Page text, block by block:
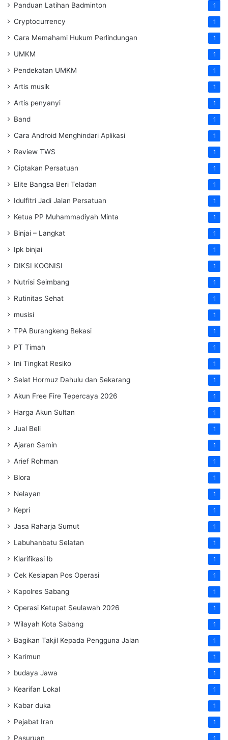
Panduan Latihan Badminton 1
Cryptocurrency 1
Cara Memahami Hukum Perlindungan 1
UMKM 1
Pendekatan UMKM 1
Artis musik 1
Artis penyanyi 1
Band 1
Cara Android Menghindari Aplikasi 1
Review TWS 1
Ciptakan Persatuan 1
Elite Bangsa Beri Teladan 1
Idulfitri Jadi Jalan Persatuan 1
Ketua PP Muhammadiyah Minta 1
Binjai – Langkat 1
Ipk binjai 1
DIKSI KOGNISI 1
Nutrisi Seimbang 1
Rutinitas Sehat 1
musisi 1
TPA Burangkeng Bekasi 1
PT Timah 1
Ini Tingkat Resiko 1
Selat Hormuz Dahulu dan Sekarang 1
Akun Free Fire Tepercaya 2026 1
Harga Akun Sultan 1
Jual Beli 1
Ajaran Samin 1
Arief Rohman 1
Blora 1
Nelayan 1
Kepri 1
Jasa Raharja Sumut 1
Labuhanbatu Selatan 1
Klarifikasi lb 1
Cek Kesiapan Pos Operasi 1
Kapolres Sabang 1
Operasi Ketupat Seulawah 2026 1
Wilayah Kota Sabang 1
Bagikan Takjil Kepada Pengguna Jalan 1
Karimun 1
budaya Jawa 1
Kearifan Lokal 1
Kabar duka 1
Pejabat Iran 1
Pasuruan 1